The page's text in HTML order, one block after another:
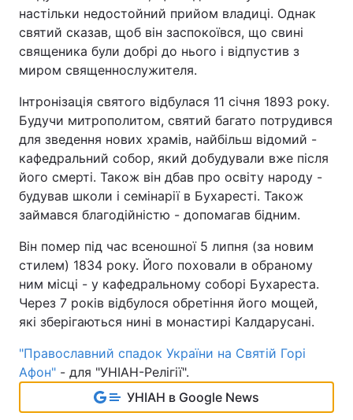
настільки недостойний прийом владиці. Однак
святий сказав, щоб він заспокоївся, що свині
священика були добрі до нього і відпустив з
миром священнослужителя.
Інтронізація святого відбулася 11 січня 1893 року.
Будучи митрополитом, святий багато потрудився
для зведення нових храмів, найбільш відомий -
кафедральний собор, який добудували вже після
його смерті. Також він дбав про освіту народу -
будував школи і семінарії в Бухаресті. Також
займався благодійністю - допомагав бідним.
Він помер під час всеношної 5 липня (за новим
стилем) 1834 року. Його поховали в обраному
ним місці - у кафедральному соборі Бухареста.
Через 7 років відбулося обретіння його мощей,
які зберігаються нині в монастирі Калдарусані.
"Православний спадок України на Святій Горі
Афон" - для "УНІАН-Релігії".
УНІАН в Google News